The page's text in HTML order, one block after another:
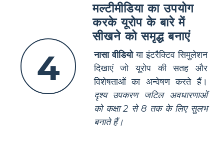
4
मल्टीमीडिया का उपयोग
करके यूरोप के बारे में
सीखने को समृद्ध बनाएं
नासा वीडियोया इंटरैक्टिव सिमुलेशन
दिखाएं जो यूरोप की सतह और
विशेषताओं का अन्वेषण करते हैं।
दृश्य उपकरण जटिल अवधारणाओं
को कक्षा 2 से 8 तक के लिए सुलभ
बनाते हैं।